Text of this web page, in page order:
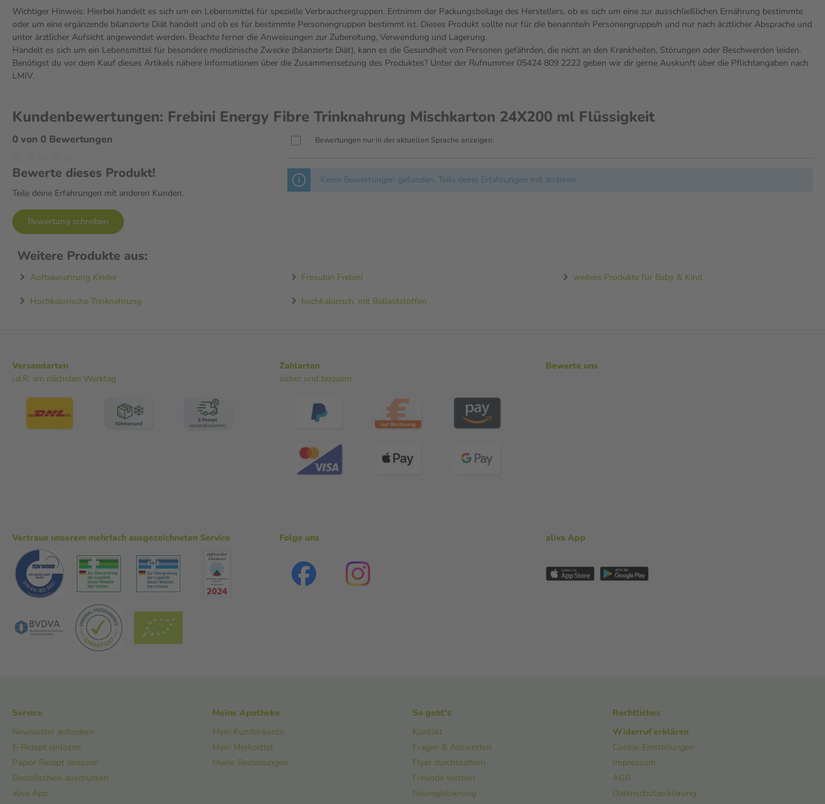
Wichtiger Hinweis: Hierbei handelt es sich um ein Lebensmittel für spezielle Verbrauchergruppen. Entnimm der Packungsbeilage des Herstellers, ob es sich um eine zur ausschließlichen Ernährung bestimmte
oder um eine ergänzende bilanzierte Diät handelt und ob es für bestimmte Personengruppen bestimmt ist. Dieses Produkt sollte nur für die benannte/n Personengruppe/n und nur nach ärztlicher Absprache und
unter ärztlicher Aufsicht angewendet werden. Beachte ferner die Anweisungen zur Zubereitung, Verwendung und Lagerung.
Handelt es sich um ein Lebensmittel für besondere medizinische Zwecke (bilanzierte Diät), kann es die Gesundheit von Personen gefährden, die nicht an den Krankheiten, Störungen oder Beschwerden leiden.
Benötigst du vor dem Kauf dieses Artikels nähere Informationen über die Zusammensetzung des Produktes? Unter der Rufnummer 05424 809 2222 geben wir dir gerne Auskunft über die Pflichtangaben nach
LMIV.
Kundenbewertungen: Frebini Energy Fibre Trinknahrung Mischkarton 24X200 ml Flüssigkeit
0 von 0 Bewertungen
Bewerte dieses Produkt!
Teile deine Erfahrungen mit anderen Kunden.
Bewertung schreiben
Bewertungen nur in der aktuellen Sprache anzeigen.
Keine Bewertungen gefunden. Teile deine Erfahrungen mit anderen.
Weitere Produkte aus:
Aufbaunahrung Kinder Fresubin Frebini weitere Produkte für Baby & Kind
Hochkalorische Trinknahrung hochkalorisch, mit Ballaststoffen
Versandarten
i.d.R. am nächsten Werktag
Zahlarten
sicher und bequem
Bewerte uns
Vertraue unserem mehrfach ausgezeichneten Service Folge uns aliva App
Service
Newsletter anfordern
E-Rezept einlösen
Papier Rezept einlösen
Bestellschein ausdrucken
aliva App
Meine Apotheke
Mein Kundenkonto
Mein Merkzettel
Meine Bestellungen
So geht's
Kontakt
Fragen & Antworten
Flyer durchblättern
Freunde werben
Neuregistrierung
Rechtliches
Widerruf erklären
Cookie-Einstellungen
Impressum
AGB
Datenschutzerklärung